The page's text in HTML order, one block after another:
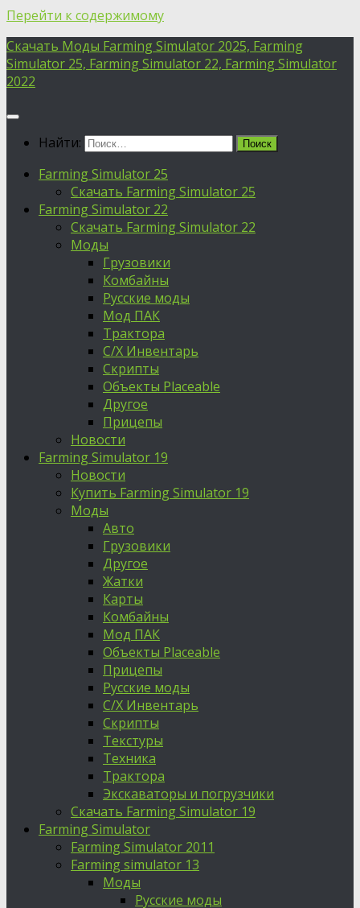
Перейти к содержимому
Скачать Моды Farming Simulator 2025, Farming
Simulator 25, Farming Simulator 22, Farming Simulator
2022
Найти:
Farming Simulator 25
Скачать Farming Simulator 25
Farming Simulator 22
Скачать Farming Simulator 22
Моды
Грузовики
Комбайны
Русские моды
Мод ПАК
Трактора
С/Х Инвентарь
Скрипты
Объекты Placeable
Другое
Прицепы
Новости
Farming Simulator 19
Новости
Купить Farming Simulator 19
Моды
Авто
Грузовики
Другое
Жатки
Карты
Комбайны
Мод ПАК
Объекты Placeable
Прицепы
Русские моды
С/Х Инвентарь
Скрипты
Текстуры
Техника
Трактора
Экскаваторы и погрузчики
Скачать Farming Simulator 19
Farming Simulator
Farming Simulator 2011
Farming simulator 13
Моды
Русские моды